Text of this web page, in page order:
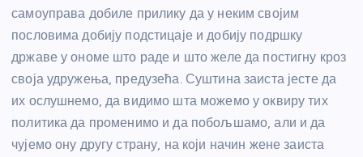
самоуправа добиле прилику да у неким својим
пословима добију подстицаје и добију подршку
државе у ономе што раде и што желе да постигну кроз
своја удружења, предузећа. Суштина заиста јесте да
их ослушнемо, да видимо шта можемо у оквиру тих
политика да променимо и да побољшамо, али и да
чујемо ону другу страну, на који начин жене заиста